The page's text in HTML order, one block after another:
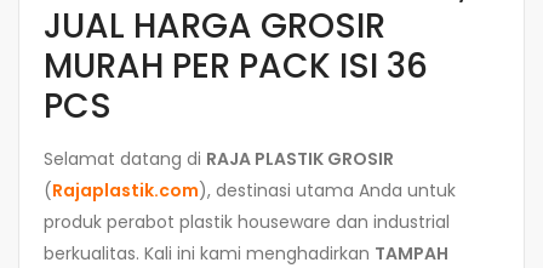
JUAL HARGA GROSIR
MURAH PER PACK ISI 36
PCS
Selamat datang di RAJA PLASTIK GROSIR
(Rajaplastik.com), destinasi utama Anda untuk
produk perabot plastik houseware dan industrial
berkualitas. Kali ini kami menghadirkan TAMPAH